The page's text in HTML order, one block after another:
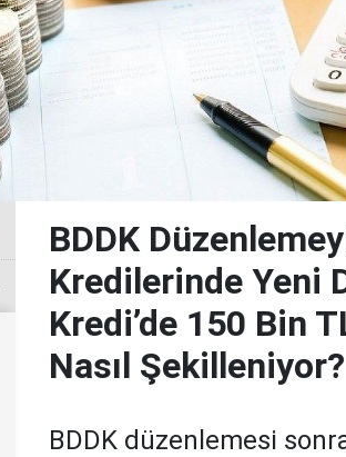
BDDK
Kredilerinde Yeni
Kredi’de 150 Bin
Nasıl Şekilleniyor?
BDDK düzenlemesi